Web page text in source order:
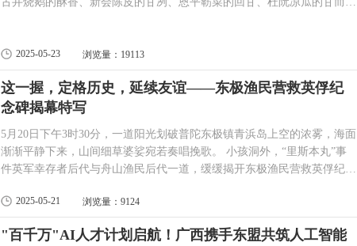
有“中国侨都”之称的城市，凭借古井烧鹅、新会陈皮、恩平簕菜、杜阮凉
瓜等...
2025-05-23 浏览量：19113
这一握，定格历史，延续友谊——东极渔民营救英俘纪
念碑揭幕特写
5月20日下午3时30分，一道阳光划破普陀东极镇青浜岛上空的浓雾，海面
渐渐平静下来，山间细草婆娑宛若奏唱挽歌。 小孩洞外，“里斯本丸”事
件英军幸存者后代与舟山渔民后代一道，缓缓揭开东极渔民营救英俘纪念
民伸手拉住了落水遇险的英军战俘。这座纪念碑碑体长4.5米、高1.8米、
宽1.7米，重约1吨，整体以铜铸造，上刻“大爱无疆，海岳留芳”铭文。
“其中一只手，或许正是我父...
2025-05-21 浏览量：9124
"百千万"AI人才计划启航！广西携手东盟共筑人工智能